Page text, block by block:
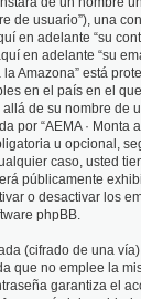
de usuario”), una
en adelante “su
en adelante “su
la Amazona” está
en el país en el
de su nombre de
por “AEMA · Monta
u opcional,
caso, usted
públicamente
o desactivar los
phpBB.
(cifrado de una
que no emplee la
garantiza el